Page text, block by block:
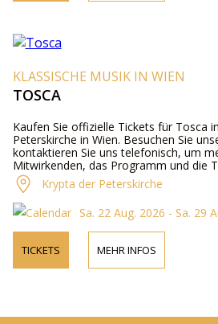
KLASSISCHE MUSIK IN WIEN
TOSCA
Kaufen Sie offizielle Tickets für Tosca
Peterskirche in Wien. Besuchen Sie
kontaktieren Sie uns telefonisch, um
Mitwirkenden, das Programm und die
Krypta der Peterskirche
Sa. 22 Aug. 2026 - Sa. 29
TICKETS MEHR INFOS